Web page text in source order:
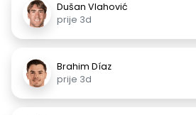
Dušan Vlahović
prije 3d
Brahim Díaz
prije 3d